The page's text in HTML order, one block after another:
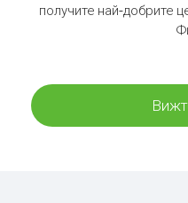
получите най-добрите